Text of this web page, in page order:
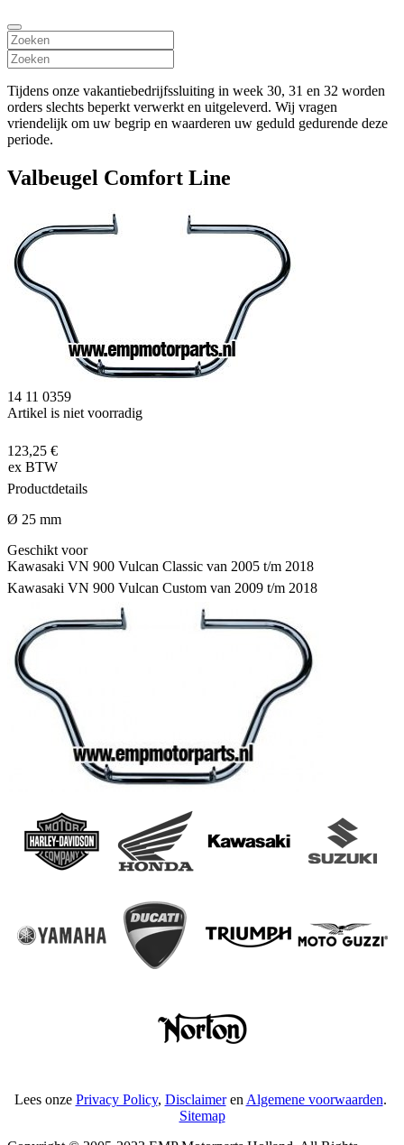
Tijdens onze vakantiebedrijfssluiting in week 30, 31 en 32 worden
orders slechts beperkt verwerkt en uitgeleverd. Wij vragen
vriendelijk om uw begrip en waarderen uw geduld gedurende deze
periode.
Valbeugel Comfort Line
14 11 0359
Artikel is niet voorradig
123,25 €
ex BTW
Productdetails
Ø 25 mm
Geschikt voor
Kawasaki VN 900 Vulcan Classic van 2005 t/m 2018
Kawasaki VN 900 Vulcan Custom van 2009 t/m 2018
Lees onze Privacy Policy, Disclaimeren Algemene voorwaarden.
Sitemap